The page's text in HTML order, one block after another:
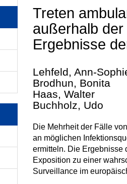
Treten
außerhalb
Ergebnisse
Lehfeld, Ann-
Brodhun, Bonita
Haas, Walter
Buchholz, Udo
Die Mehrheit der Fälle
an möglichen
ermitteln. Die Ergebnisse
Exposition zu einer
Surveillance im